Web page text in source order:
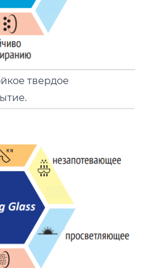
твердое